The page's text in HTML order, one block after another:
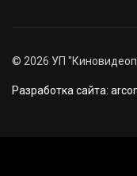
© 2026 УП
Разработка сайта: